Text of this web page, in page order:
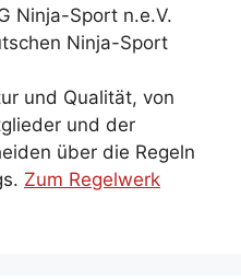
Ninja-Sport n.e.V.
Ninja-Sport
und Qualität, von
und der
über die Regeln
Zum Regelwerk